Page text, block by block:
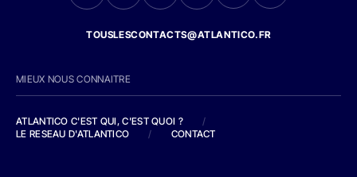
TOUSLESCONTACTS@ATLANTICO.FR
MIEUX NOUS CONNAITRE
ATLANTICO C'EST QUI, C'EST QUOI ?
/
LE RESEAU D'ATLANTICO
/ CONTACT